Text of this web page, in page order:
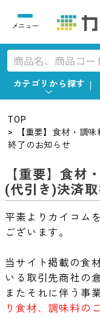
カテゴリから探す
TOP
【重要】食材・調
終了のお知らせ
【重要】食材
(代引き)決済
平素よりカイコム
ございます。
当サイト掲載の食
いる取引先商社の
またそれに伴う事
り食材、調味料の